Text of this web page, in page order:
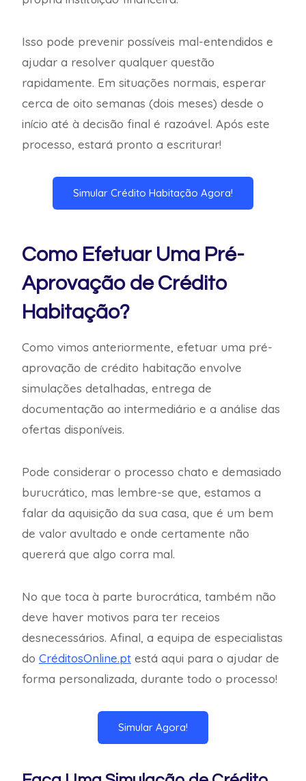
Isso pode prevenir possíveis mal-entendidos e
ajudar a resolver qualquer questão
rapidamente. Em situações normais, esperar
cerca de oito semanas (dois meses) desde o
início até à decisão final é razoável. Após este
processo, estará pronto a escriturar!
Simular Crédito Habitação Agora!
Como Efetuar Uma Pré-
Aprovação de Crédito
Habitação?
Como vimos anteriormente, efetuar uma pré-
aprovação de crédito habitação envolve
simulações detalhadas, entrega de
documentação ao intermediário e a análise das
ofertas disponíveis.
Pode considerar o processo chato e demasiado
burucrático, mas lembre-se que, estamos a
falar da aquisição da sua casa, que é um bem
de valor avultado e onde certamente não
quererá que algo corra mal.
No que toca à parte burocrática, também não
deve haver motivos para ter receios
desnecessários. Afinal, a equipa de especialistas
do CréditosOnline.pt está aqui para o ajudar de
forma personalizada, durante todo o processo!
Simular Agora!